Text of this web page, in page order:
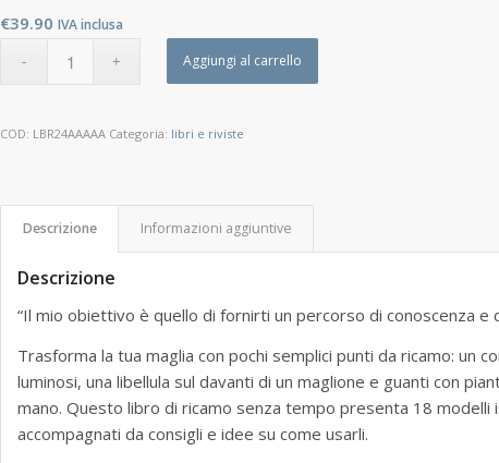
€39.90 IVA inclusa
Aggiungi al carrello
COD: LBR24AAAAA Categoria: libri e riviste
Descrizione Informazioni aggiuntive
Descrizione
“Il mio obiettivo è quello di fornirti un percorso di conoscenza e
Trasforma la tua maglia con pochi semplici punti da ricamo: un
luminosi, una libellula sul davanti di un maglione e guanti con
mano. Questo libro di ricamo senza tempo presenta 18 modelli
accompagnati da consigli e idee su come usarli.